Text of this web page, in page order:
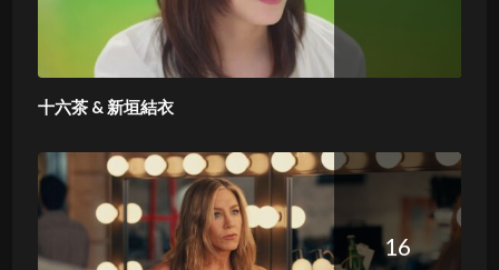
十六茶 & 新垣結衣
16